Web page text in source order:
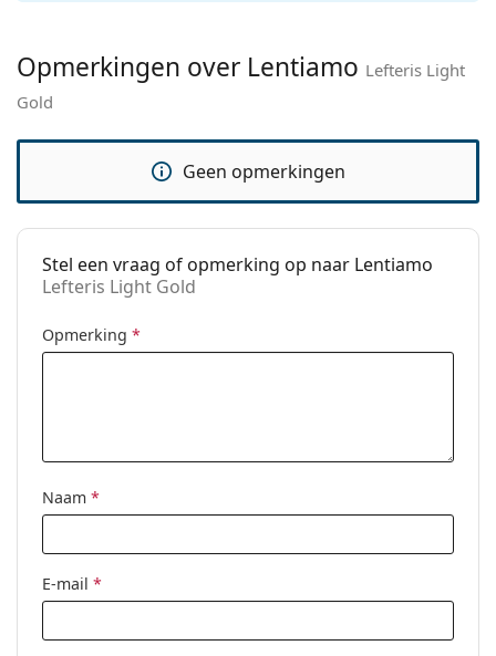
Merk:
Lentiamo
Functie:
Code:
Lefteris Light Gold
beschikbaar:
Ja
Opmerkingen over Lentiamo Lefteris Light
Gold
Geen opmerkingen
Stel een vraag of opmerking op naar Lentiamo
Lefteris Light Gold
Opmerking *
Naam *
E-mail *